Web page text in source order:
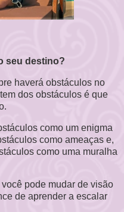
seu destino?
haverá obstáculos no
dos obstáculos é que
como um enigma
como ameaças e,
como uma muralha
pode mudar de visão
de aprender a escalar